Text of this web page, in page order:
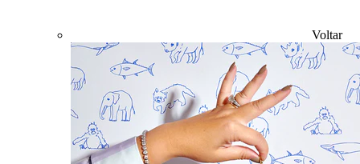
Voltar